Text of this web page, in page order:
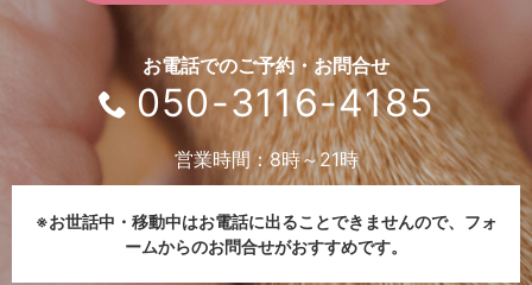
お電話でのご予約・お問合せ
050-3116-4185
営業時間：8時～21時
※お世話中・移動中はお電話に出ることできませんので、 フォ
ームからのお問合せがおすすめです。